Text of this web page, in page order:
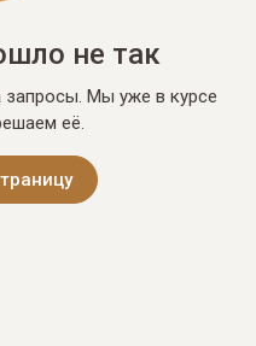
не так
запросы. Мы уже в курсе
её.